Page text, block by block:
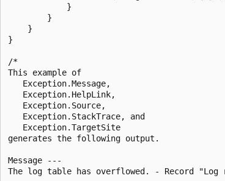
            }
        }
    }
}
/*
This example of
   Exception.Message,
   Exception.HelpLink,
   Exception.Source,
   Exception.StackTrace, and
   Exception.TargetSite
generates the following output.
Message ---
The log table has overflowed. - Record "Log